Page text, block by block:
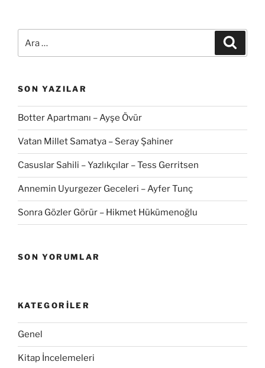
SON YAZILAR
Botter Apartmanı – Ayşe Övür
Vatan Millet Samatya – Seray Şahiner
Casuslar Sahili – Yazlıkçılar – Tess Gerritsen
Annemin Uyurgezer Geceleri – Ayfer Tunç
Sonra Gözler Görür – Hikmet Hükümenoğlu
SON YORUMLAR
KATEGORILER
Genel
Kitap İncelemeleri